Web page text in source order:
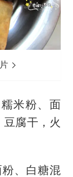
米粉、面
腐干，火
、白糖混